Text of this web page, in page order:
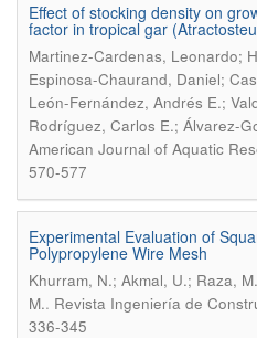
Effect of stocking density on
factor in tropical gar
Martinez-Cardenas, Leonardo;
Espinosa-Chaurand, Daniel;
León-Fernández, Andrés E.;
Rodríguez, Carlos E.; Álvarez-
American Journal of Aquatic
570-577
Experimental Evaluation of
Polypropylene Wire Mesh
Khurram, N.; Akmal, U.; Raza,
M.. Revista Ingeniería de
336-345